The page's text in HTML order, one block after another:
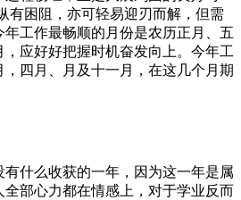
有困阻，亦可轻易迎刃而解，但需
年工作最畅顺的月份是农历正月、五
，应好好把握时机奋发向上。今年工
四月、月及十一月，在这几个月期
什么收获的一年，因为这一年是属
部心力都在情感上，对于学业反而